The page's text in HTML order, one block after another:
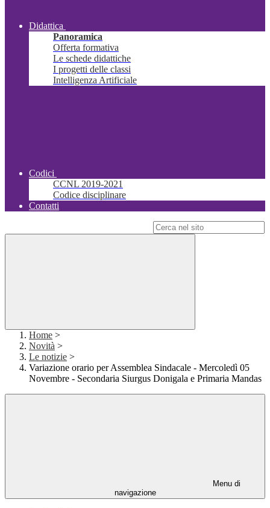
Didattica
Panoramica
Offerta formativa
Le schede didattiche
I progetti delle classi
Intelligenza Artificiale
Codici
CCNL 2019-2021
Codice disciplinare
Contatti
Home >
Novità >
Le notizie >
Variazione orario per Assemblea Sindacale - Mercoledì 05
Novembre - Secondaria Siurgus Donigala e Primaria Mandas
Menu di
navigazione